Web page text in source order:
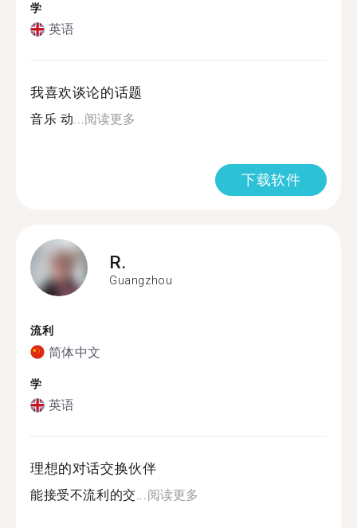
学
英语
我喜欢谈论的话题
音乐 动...阅读更多
下载软件
R.
Guangzhou
流利
简体中文
学
英语
理想的对话交换伙伴
能接受不流利的交...阅读更多